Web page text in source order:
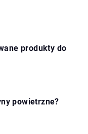
produkty do
powietrzne?